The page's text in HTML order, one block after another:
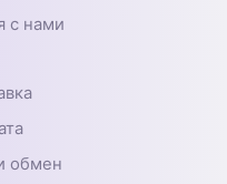
с нами
обмен